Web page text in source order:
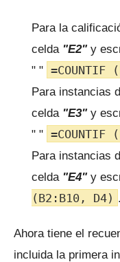
Para la
celda "E2" y
" "
Para instancias
celda "E3" y
" "
Para instancias
celda "E4" y
(B2:B10, D4) .
Ahora tiene el
incluida la primera